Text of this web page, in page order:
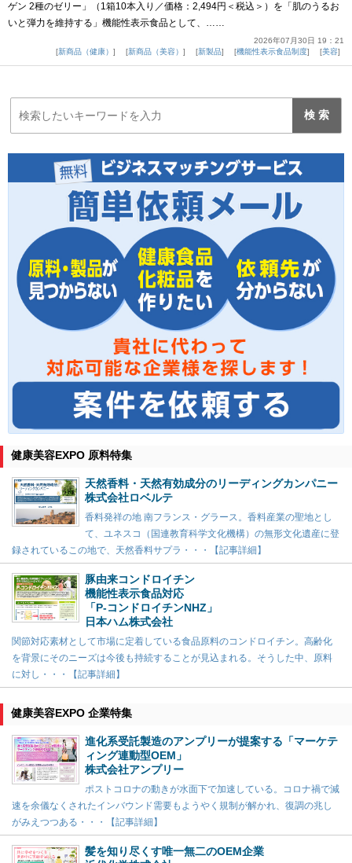
ゲン 2種のゼリー」（1箱10本入り／価格：2,494円＜税込＞）を「肌のうるお
いと弾力を維持する」機能性表示食品として、……
2026年07月30日 19：21
新商品（健康）
新商品（美容） 新製品 機能性表示食品制度 美容
健康美容EXPO 原料特集
天然香料・天然有効成分のリーディングカンパニー
株式会社ロベルテ
香料発祥の地 南フランス・グラース。香料産業の聖地とし
て、ユネスコ（国連教育科学文化機構）の無形文化遺産に登
録されているこの地で、天然香料サプラ・・・【記事詳細】
豚由来コンドロイチン
機能性表示食品対応
「P-コンドロイチンNHZ」
日本ハム株式会社
関節対応素材として市場に定着している食品原料のコンドロイチン。高齢化
を背景にそのニーズは今後も持続することが見込まれる。そうした中、原料
に対し・・・【記事詳細】
健康美容EXPO 企業特集
進化系受託製造のアンプリーが提案する「マーケテ
ィング連動型OEM」
株式会社アンプリー
ポストコロナの動きが水面下で加速している。コロナ禍で減
速を余儀なくされたインバウンド需要もようやく規制が解かれ、復調の兆し
がみえつつある・・・【記事詳細】
髪を知り尽くす唯一無二のOEM企業